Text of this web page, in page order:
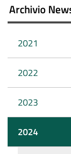
Archivio
2021
2022
2023
2024